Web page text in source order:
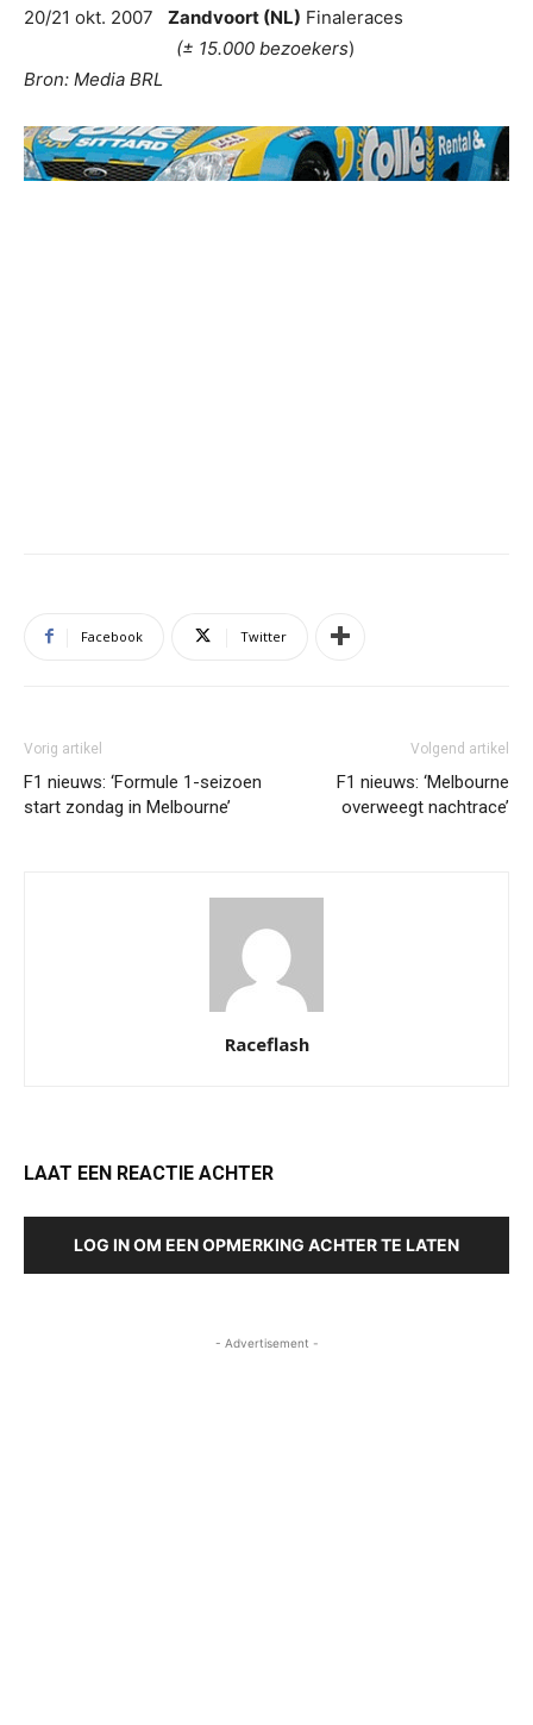
20/21 okt. 2007 Zandvoort (NL) Finaleraces
(± 15.000 bezoekers)
Bron: Media BRL
Facebook Twitter
Vorig artikel
F1 nieuws: ‘Formule 1-seizoen
start zondag in Melbourne’
Volgend artikel
F1 nieuws: ‘Melbourne
overweegt nachtrace’
Raceflash
LAAT EEN REACTIE ACHTER
LOG IN OM EEN OPMERKING ACHTER TE LATEN
- Advertisement -